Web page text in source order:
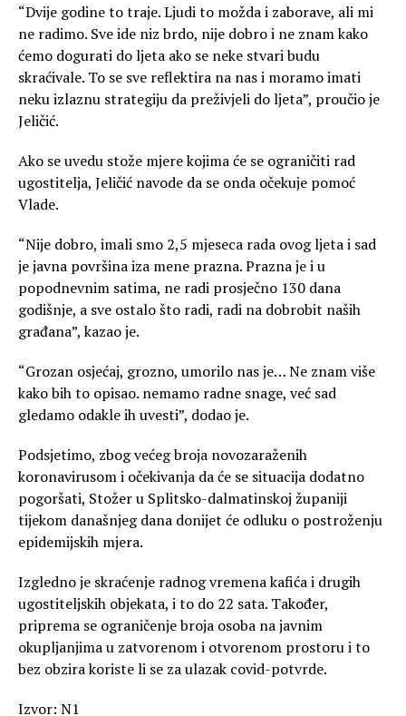
“Dvije godine to traje. Ljudi to možda i zaborave, ali mi
ne radimo. Sve ide niz brdo, nije dobro i ne znam kako
ćemo dogurati do ljeta ako se neke stvari budu
skraćivale. To se sve reflektira na nas i moramo imati
neku izlaznu strategiju da preživjeli do ljeta”, proučio je
Jeličić.
Ako se uvedu stože mjere kojima će se ograničiti rad
ugostitelja, Jeličić navode da se onda očekuje pomoć
Vlade.
“Nije dobro, imali smo 2,5 mjeseca rada ovog ljeta i sad
je javna površina iza mene prazna. Prazna je i u
popodnevnim satima, ne radi prosječno 130 dana
godišnje, a sve ostalo što radi, radi na dobrobit naših
građana”, kazao je.
“Grozan osjećaj, grozno, umorilo nas je… Ne znam više
kako bih to opisao. nemamo radne snage, već sad
gledamo odakle ih uvesti”, dodao je.
Podsjetimo, zbog većeg broja novozaraženih
koronavirusom i očekivanja da će se situacija dodatno
pogoršati, Stožer u Splitsko-dalmatinskoj županiji
tijekom današnjeg dana donijet će odluku o postroženju
epidemijskih mjera.
Izgledno je skraćenje radnog vremena kafića i drugih
ugostiteljskih objekata, i to do 22 sata. Također,
priprema se ograničenje broja osoba na javnim
okupljanjima u zatvorenom i otvorenom prostoru i to
bez obzira koriste li se za ulazak covid-potvrde.
Izvor: N1